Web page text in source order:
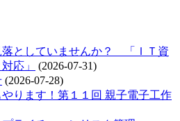
落としていませんか？ 「ＩＴ資
応」
(2026-07-31)
(2026-07-28)
やります！第１１回 親子電子工作